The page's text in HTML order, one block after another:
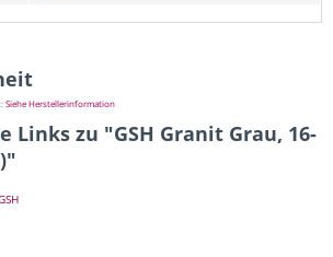
Siehe Herstellerinformation
Links zu "GSH Granit Grau, 16-